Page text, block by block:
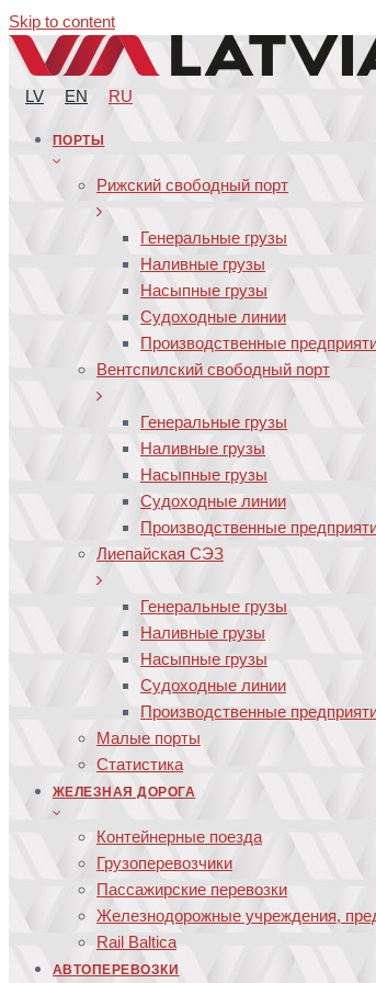
Skip to content
LV EN RU
ПОРТЫ
Рижский свободный порт
Генеральные грузы
Наливные грузы
Насыпные грузы
Судоходные линии
Производственные
Вентспилский свободный порт
Генеральные грузы
Наливные грузы
Насыпные грузы
Судоходные линии
Производственные
Лиепайская СЭЗ
Генеральные грузы
Наливные грузы
Насыпные грузы
Судоходные линии
Производственные
Малые порты
Статистика
ЖЕЛЕЗНАЯ ДОРОГА
Контейнерные поезда
Грузоперевозчики
Пассажирские перевозки
Железнодорожные учреждения,
Rail Baltica
АВТОПЕРЕВОЗКИ